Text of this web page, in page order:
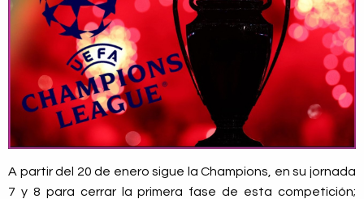
A partir del 20 de enero sigue la Champions, en su jornada
7 y 8 para cerrar la primera fase de esta competición;